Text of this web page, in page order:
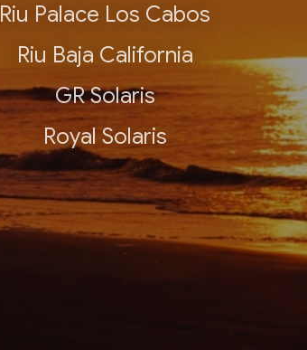
Riu Palace Los Cabos
Riu Baja California
GR Solaris
Royal Solaris